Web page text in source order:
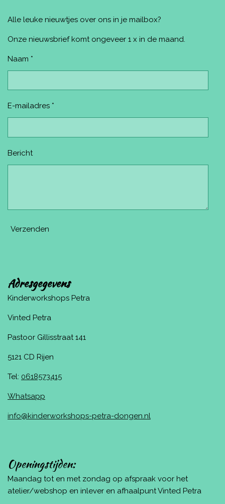
b
o
e
e
a
r
u
e
o
Alle leuke nieuwtjes over ons in je mailbox?
Onze nieuwsbrief komt ongeveer 1 x in de maand.
Naam *
E-mailadres *
Bericht
Verzenden
Adresgegevens
Kinderworkshops Petra
Vinted Petra
Pastoor Gillisstraat 141
5121 CD Rijen
Tel: 0618573415
Whatsapp
info@kinderworkshops-petra-dongen.nl
Openingstijden:
Maandag tot en met zondag op afspraak voor het
atelier/webshop en inlever en afhaalpunt Vinted Petra